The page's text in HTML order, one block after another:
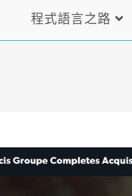
程式語言之路